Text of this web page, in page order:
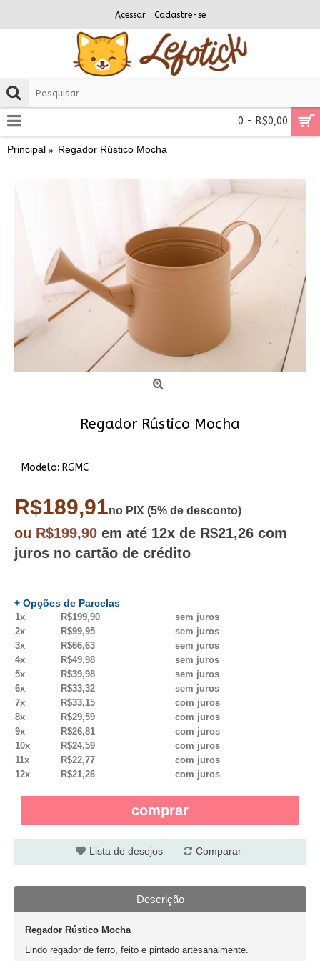
Acessar Cadastre-se
0 - R$0,00
Principal Regador Rústico Mocha
Regador Rústico Mocha
Modelo: RGMC
R$189,91no PIX (5% de desconto)
ou R$199,90 em até 12x de R$21,26 com
juros no cartão de crédito
+ Opções de Parcelas
1x R$199,90
sem juros
2x
R$99,95
sem juros
3x
R$66,63
sem juros
4x
R$49,98
sem juros
5x
R$39,98
sem juros
6x
R$33,32
sem juros
7x
R$33,15
com juros
8x
R$29,59
com juros
9x
R$26,81
com juros
10x
R$24,59
com juros
11x
R$22,77
com juros
12x
R$21,26 com juros
comprar
Lista de desejos Comparar
Descrição
Regador Rústico Mocha
Lindo regador de ferro, feito e pintado artesanalmente.